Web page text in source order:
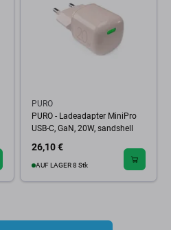
PURO
PURO - Ladeadapter MiniPro
USB-C, GaN, 20W, sandshell
26,10 €
AUF LAGER 8 Stk